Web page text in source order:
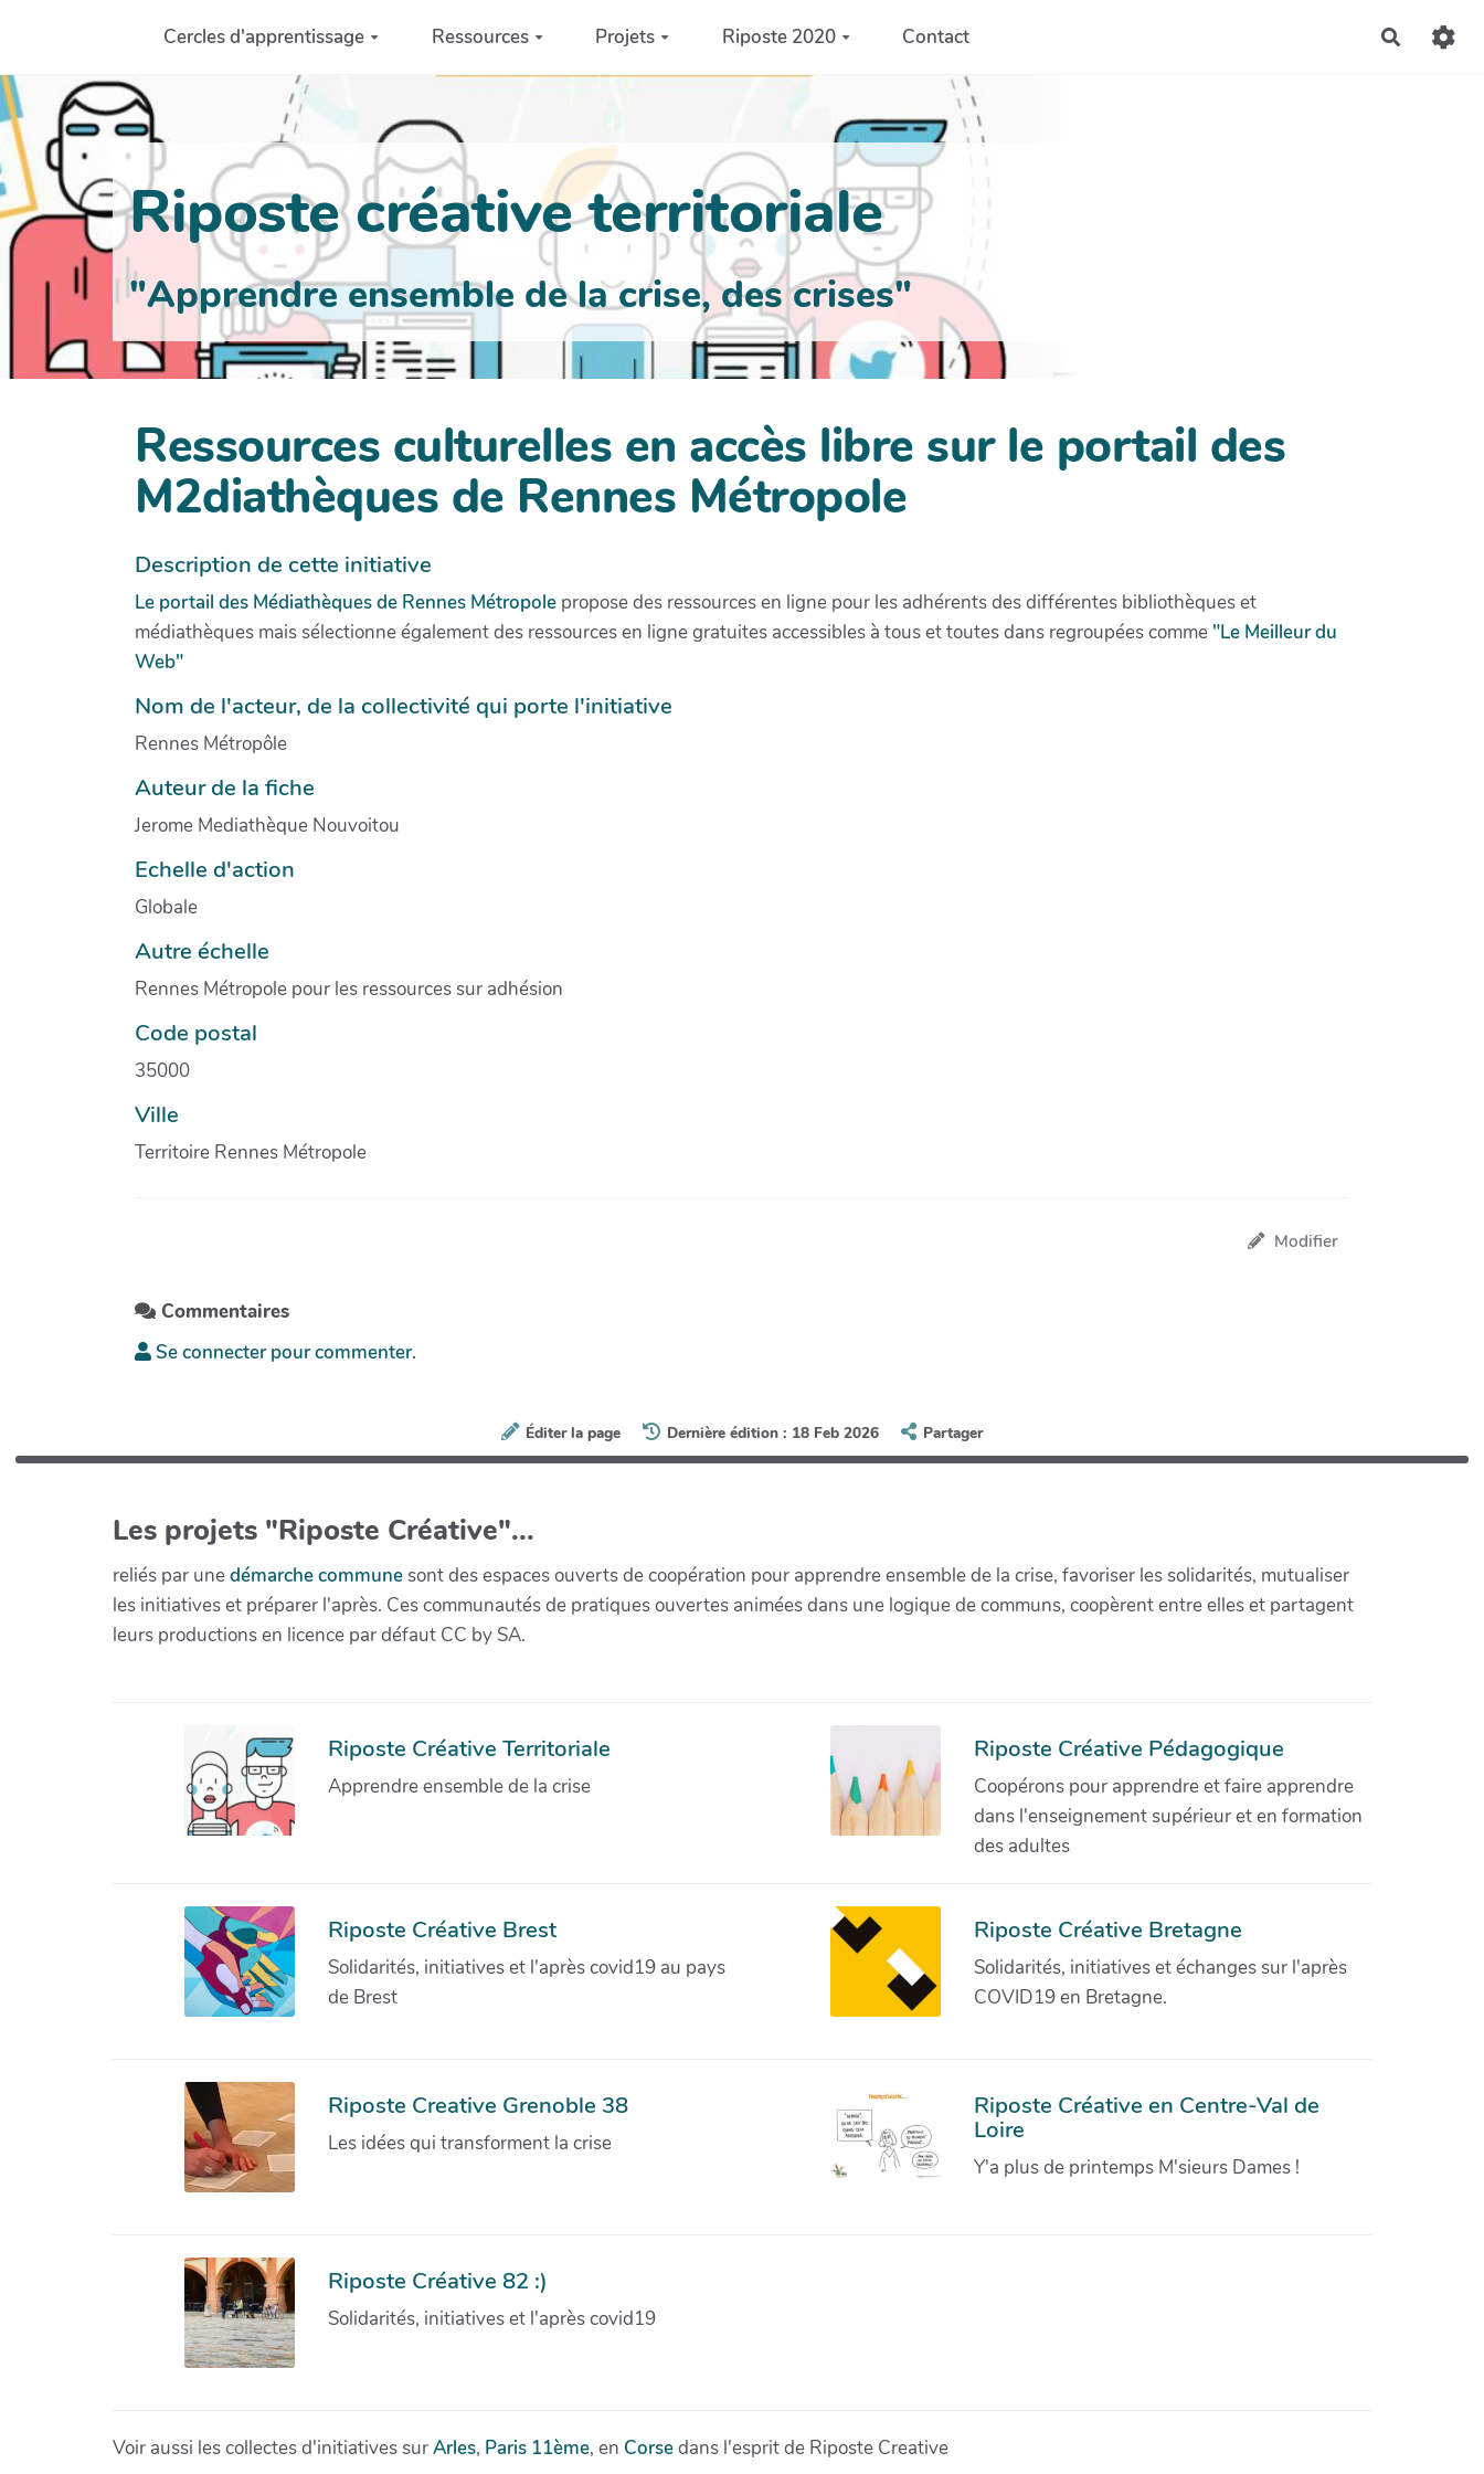
Aller au contenu principalCercles d'apprentissage Ressources Projets Riposte 2020 Contact
Riposte créative territoriale
"Apprendre ensemble de la crise, des crises"
Ressources culturelles en accès libre sur le portail des
M2diathèques de Rennes Métropole
Description de cette initiative
Le portail des Médiathèques de Rennes Métropole propose des ressources en ligne pour les adhérents des différentes bibliothèques et
médiathèques mais sélectionne également des ressources en ligne gratuites accessibles à tous et toutes dans regroupées comme "Le Meilleur du
Web"
Nom de l'acteur, de la collectivité qui porte l'initiative
Rennes Métropôle
Auteur de la fiche
Jerome Mediathèque Nouvoitou
Echelle d'action
Globale
Autre échelle
Rennes Métropole pour les ressources sur adhésion
Code postal
35000
Ville
Territoire Rennes Métropole
Modifier
Commentaires
Se connecter pour commenter.
Éditer la page Dernière édition : 18 Feb 2026 Partager
Les projets "Riposte Créative"...
reliés par unedémarche communesont des espaces ouverts de coopération pour apprendre ensemble de la crise, favoriser les solidarités, mutualiser
les initiatives et préparer l'après. Ces communautés de pratiques ouvertes animées dans une logique de communs, coopèrent entre elles et partagent
leurs productions en licence par défaut CC by SA.
Riposte Créative Territoriale
Apprendre ensemble de la crise
Riposte Créative Pédagogique
Coopérons pour apprendre et faire apprendre
dans l'enseignement supérieur et en formation
des adultes
Riposte Créative Brest
Solidarités, initiatives et l'après covid19 au pays
de Brest
Riposte Créative Bretagne
Solidarités, initiatives et échanges sur l'après
COVID19 en Bretagne.
Riposte Creative Grenoble 38
Les idées qui transforment la crise
Riposte Créative en Centre-Val de
Loire
Y'a plus de printemps M'sieurs Dames !
Riposte Créative 82 :)
Solidarités, initiatives et l'après covid19
Voir aussi les collectes d'initiatives surArles, Paris 11ème, en Corsedans l'esprit de Riposte Creative